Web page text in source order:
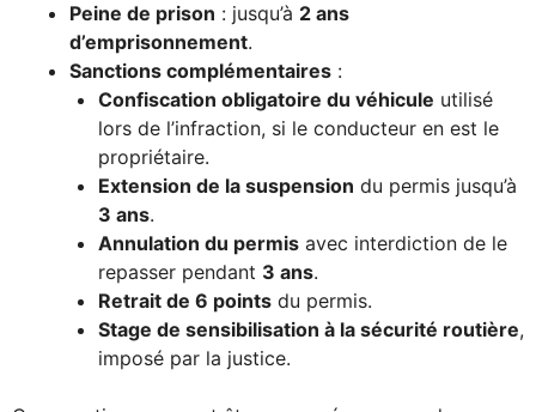
Peine de prison : jusqu’à 2 ans
d’emprisonnement.
Sanctions complémentaires :
Confiscation obligatoire du véhicule utilisé
lors de l’infraction, si le conducteur en est le
propriétaire.
Extension de la suspension du permis jusqu’à
3 ans.
Annulation du permis avec interdiction de le
repasser pendant 3 ans.
Retrait de 6 points du permis.
Stage de sensibilisation à la sécurité routière,
imposé par la justice.